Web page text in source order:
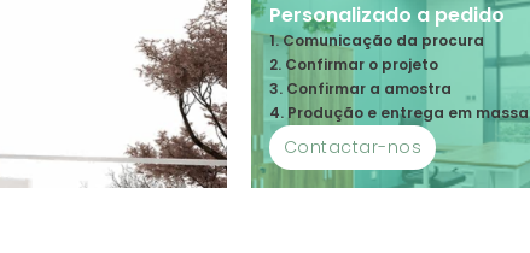
Personalizado a pedido
1. Comunicação da procura
2. Confirmar o projeto
3. Confirmar a amostra
4. Produção e entrega em massa
Contactar-nos